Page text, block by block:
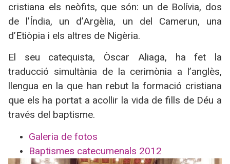
cristiana els neòfits, que són: un de Bolívia, dos
de l’Índia, un d’Argèlia, un del Camerun, una
d’Etiòpia i els altres de Nigèria.
El seu catequista, Òscar Aliaga, ha fet la
traducció simultània de la cerimònia a l’anglès,
llengua en la que han rebut la formació cristiana
que els ha portat a acollir la vida de fills de Déu a
través del baptisme.
Galeria de fotos
Baptismes catecumenals 2012